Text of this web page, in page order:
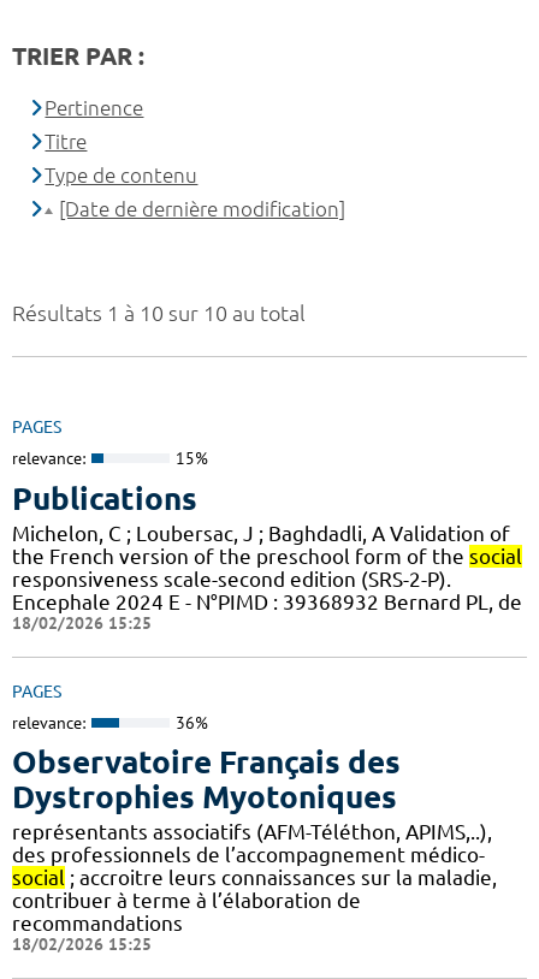
Résultats 1 à 10 sur 10 au total
PAGES
relevance: 15%
Publications
Michelon, C ; Loubersac, J ; Baghdadli, A Validation of
the French version of the preschool form of the social
responsiveness scale-second edition (SRS-2-P).
Encephale 2024 E - N°PIMD : 39368932 Bernard PL, de
18/02/2026 15:25
PAGES
relevance: 36%
Observatoire Français des
Dystrophies Myotoniques
représentants associatifs (AFM-Téléthon, APIMS,..),
des professionnels de l’accompagnement médico-
social ; accroitre leurs connaissances sur la maladie,
contribuer à terme à l’élaboration de
recommandations
18/02/2026 15:25
TRIER PAR :
Pertinence
Titre
Type de contenu
[Date de dernière modification]